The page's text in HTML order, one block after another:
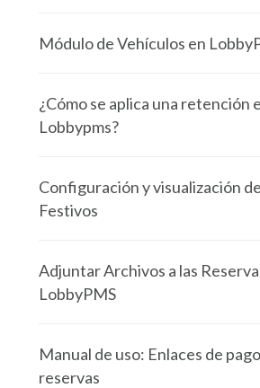
Módulo de Vehículos en
¿Cómo se aplica una retención
Lobbypms?
Configuración y visualización
Festivos
Adjuntar Archivos a las
LobbyPMS
Manual de uso: Enlaces de
reservas